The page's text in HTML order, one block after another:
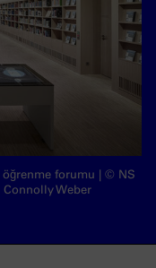
forumu | © NS
Weber